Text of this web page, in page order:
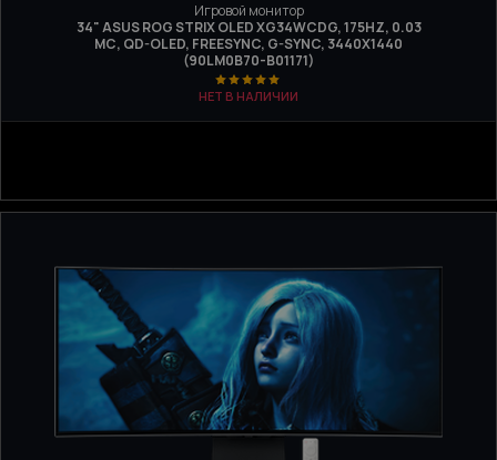
Игровой монитор
34" ASUS ROG STRIX OLED XG34WCDG, 175HZ, 0.03
МС, QD-OLED, FREESYNC, G-SYNC, 3440X1440
(90LM0B70-B01171)
НЕТ В НАЛИЧИИ